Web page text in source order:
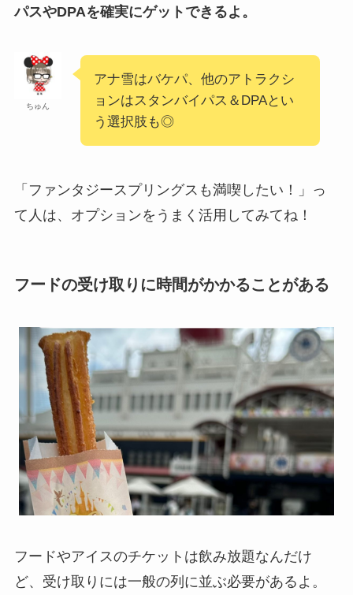
パスやDPAを確実にゲットできるよ。
ちゅん
アナ雪はバケパ、他のアトラクシ
ョンはスタンバイパス＆DPAとい
う選択肢も◎
「ファンタジースプリングスも満喫したい！」っ
て人は、オプションをうまく活用してみてね！
フードの受け取りに時間がかかることがある
フードやアイスのチケットは飲み放題なんだけ
ど、受け取りには一般の列に並ぶ必要があるよ。